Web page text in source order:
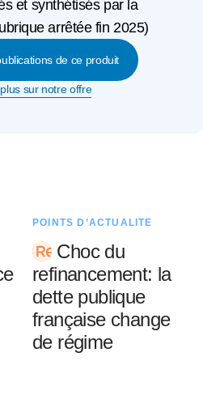
et synthétisés par la
arrêtée fin 2025)
de ce produit
sur notre offre
POINTS D’ACTUALITÉ
Choc du
refinancement: la
dette publique
française change
de régime